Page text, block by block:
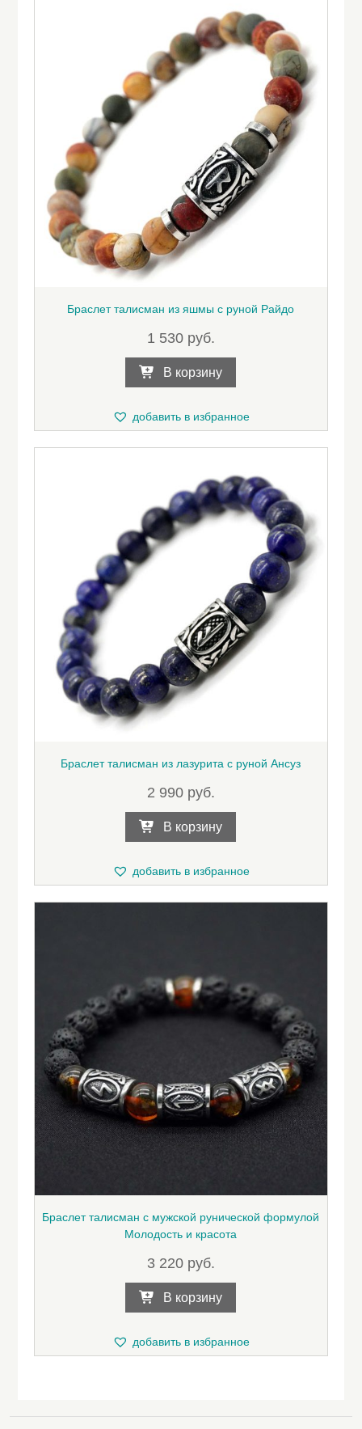
Браслет талисман из яшмы с руной Райдо
1 530 руб.
В корзину
добавить в избранное
Браслет талисман из лазурита с руной Ансуз
2 990 руб.
В корзину
добавить в избранное
Браслет талисман с мужской рунической формулой
Молодость и красота
3 220 руб.
В корзину
добавить в избранное